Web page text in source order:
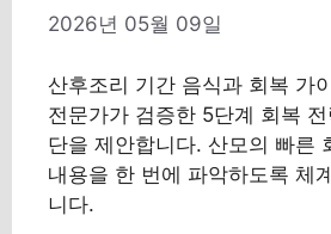
2026년 05월 09일
산후조리 기간 음식과 회복 가
전문가가 검증한 5단계 회복
단을 제안합니다. 산모의 빠른
내용을 한 번에 파악하도록 체
니다.